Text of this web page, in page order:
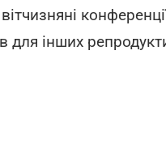
для інших